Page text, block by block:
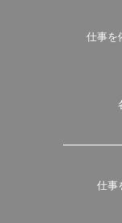
仕事を
仕事